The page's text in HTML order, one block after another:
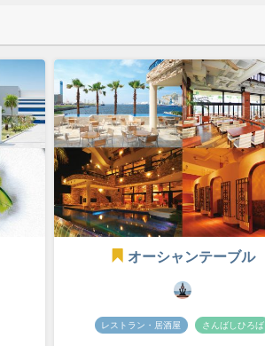
オーシャンテーブル
レストラン・居酒屋 さんばしひろば